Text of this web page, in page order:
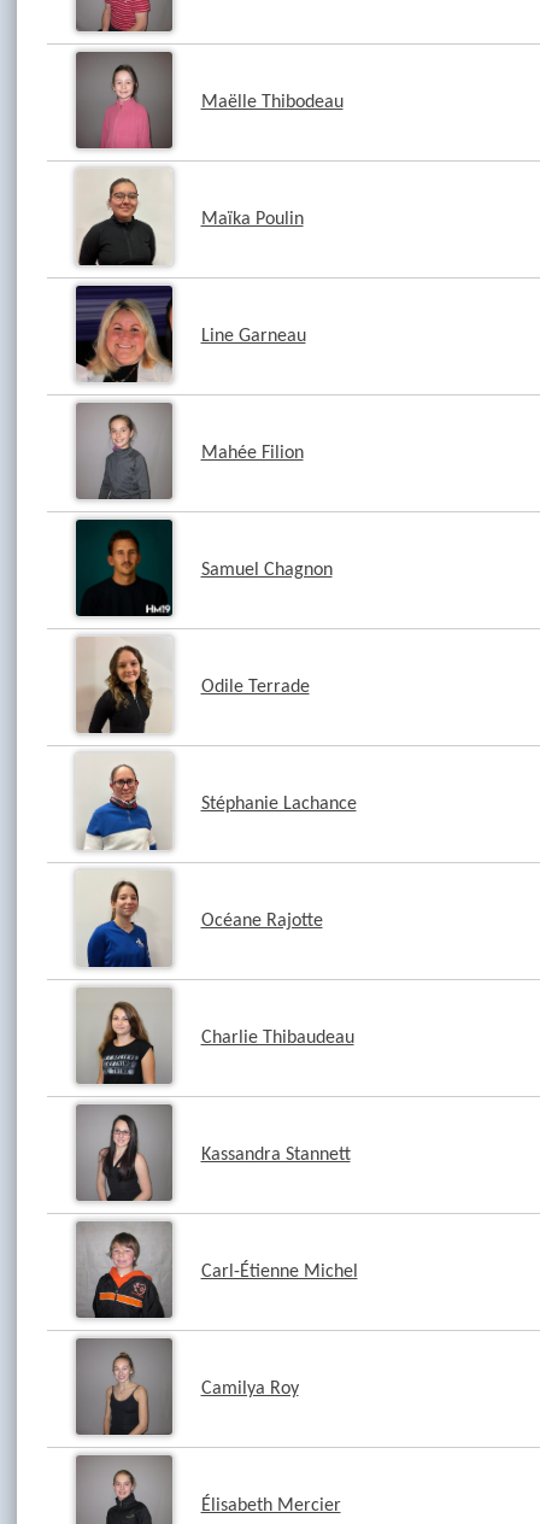
Maëlle Thibodeau
Maïka Poulin
Line Garneau
Mahée Filion
Samuel Chagnon
Odile Terrade
Stéphanie Lachance
Océane Rajotte
Charlie Thibaudeau
Kassandra Stannett
Carl-Étienne Michel
Camilya Roy
Élisabeth Mercier